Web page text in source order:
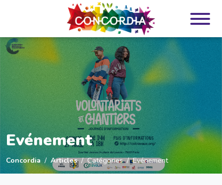
Evénement
Concordia Articles Catégories Evénement
Panneau de gestion des cookies